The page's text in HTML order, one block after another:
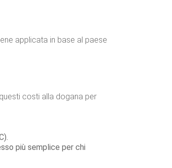
applicata in base al paese
costi alla dogana per
più semplice per chi